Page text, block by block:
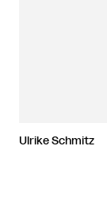
Ulrike Schmitz